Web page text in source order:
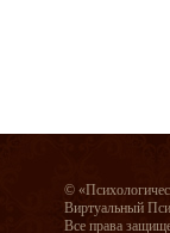
©
Виртуальный
Все права